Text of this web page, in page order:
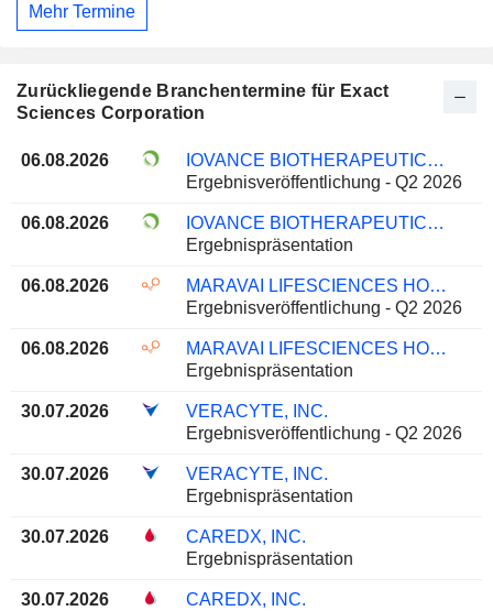
Mehr Termine
Zurückliegende Branchentermine für Exact
Sciences Corporation
06.08.2026
IOVANCE BIOTHERAPEUTICS, INC.
Ergebnisveröffentlichung - Q2 2026
06.08.2026
IOVANCE BIOTHERAPEUTICS, INC.
Ergebnispräsentation
06.08.2026
MARAVAI LIFESCIENCES HOLDINGS, INC.
Ergebnisveröffentlichung - Q2 2026
06.08.2026
MARAVAI LIFESCIENCES HOLDINGS, INC.
Ergebnispräsentation
30.07.2026
VERACYTE, INC.
Ergebnisveröffentlichung - Q2 2026
30.07.2026
VERACYTE, INC.
Ergebnispräsentation
30.07.2026
CAREDX, INC.
Ergebnispräsentation
30.07.2026
CAREDX, INC.